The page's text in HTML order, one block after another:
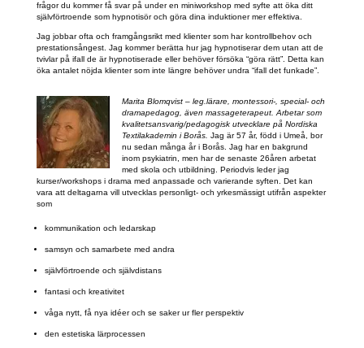
frågor du kommer få svar på under en miniworkshop med syfte att öka ditt
självförtroende som hypnotisör och göra dina induktioner mer effektiva.
Jag jobbar ofta och framgångsrikt med klienter som har kontrollbehov och
prestationsångest. Jag kommer berätta hur jag hypnotiserar dem utan att de
tvivlar på ifall de är hypnotiserade eller behöver försöka “göra rätt”. Detta kan
öka antalet nöjda klienter som inte längre behöver undra “ifall det funkade”.
Marita Blomqvist – leg.lärare, montessori-, special- och
dramapedagog, även massageterapeut. Arbetar som
kvalitetsansvarig/pedagogisk utvecklare på Nordiska
Textilakademin i Borås. Jag är 57 år, född i Umeå, bor
nu sedan många år i Borås. Jag har en bakgrund
inom psykiatrin, men har de senaste 26åren arbetat
med skola och utbildning. Periodvis leder jag
kurser/workshops i drama med anpassade och varierande syften. Det kan
vara att deltagarna vill utvecklas personligt- och yrkesmässigt utifrån aspekter
som
kommunikation och ledarskap
samsyn och samarbete med andra
självförtroende och självdistans
fantasi och kreativitet
våga nytt, få nya idéer och se saker ur fler perspektiv
den estetiska lärprocessen